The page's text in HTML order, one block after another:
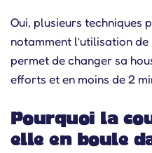
Oui, plusieurs techniques
notamment l’utilisation
permet de changer sa
efforts et en moins de 2
Pourquoi la
elle en boule